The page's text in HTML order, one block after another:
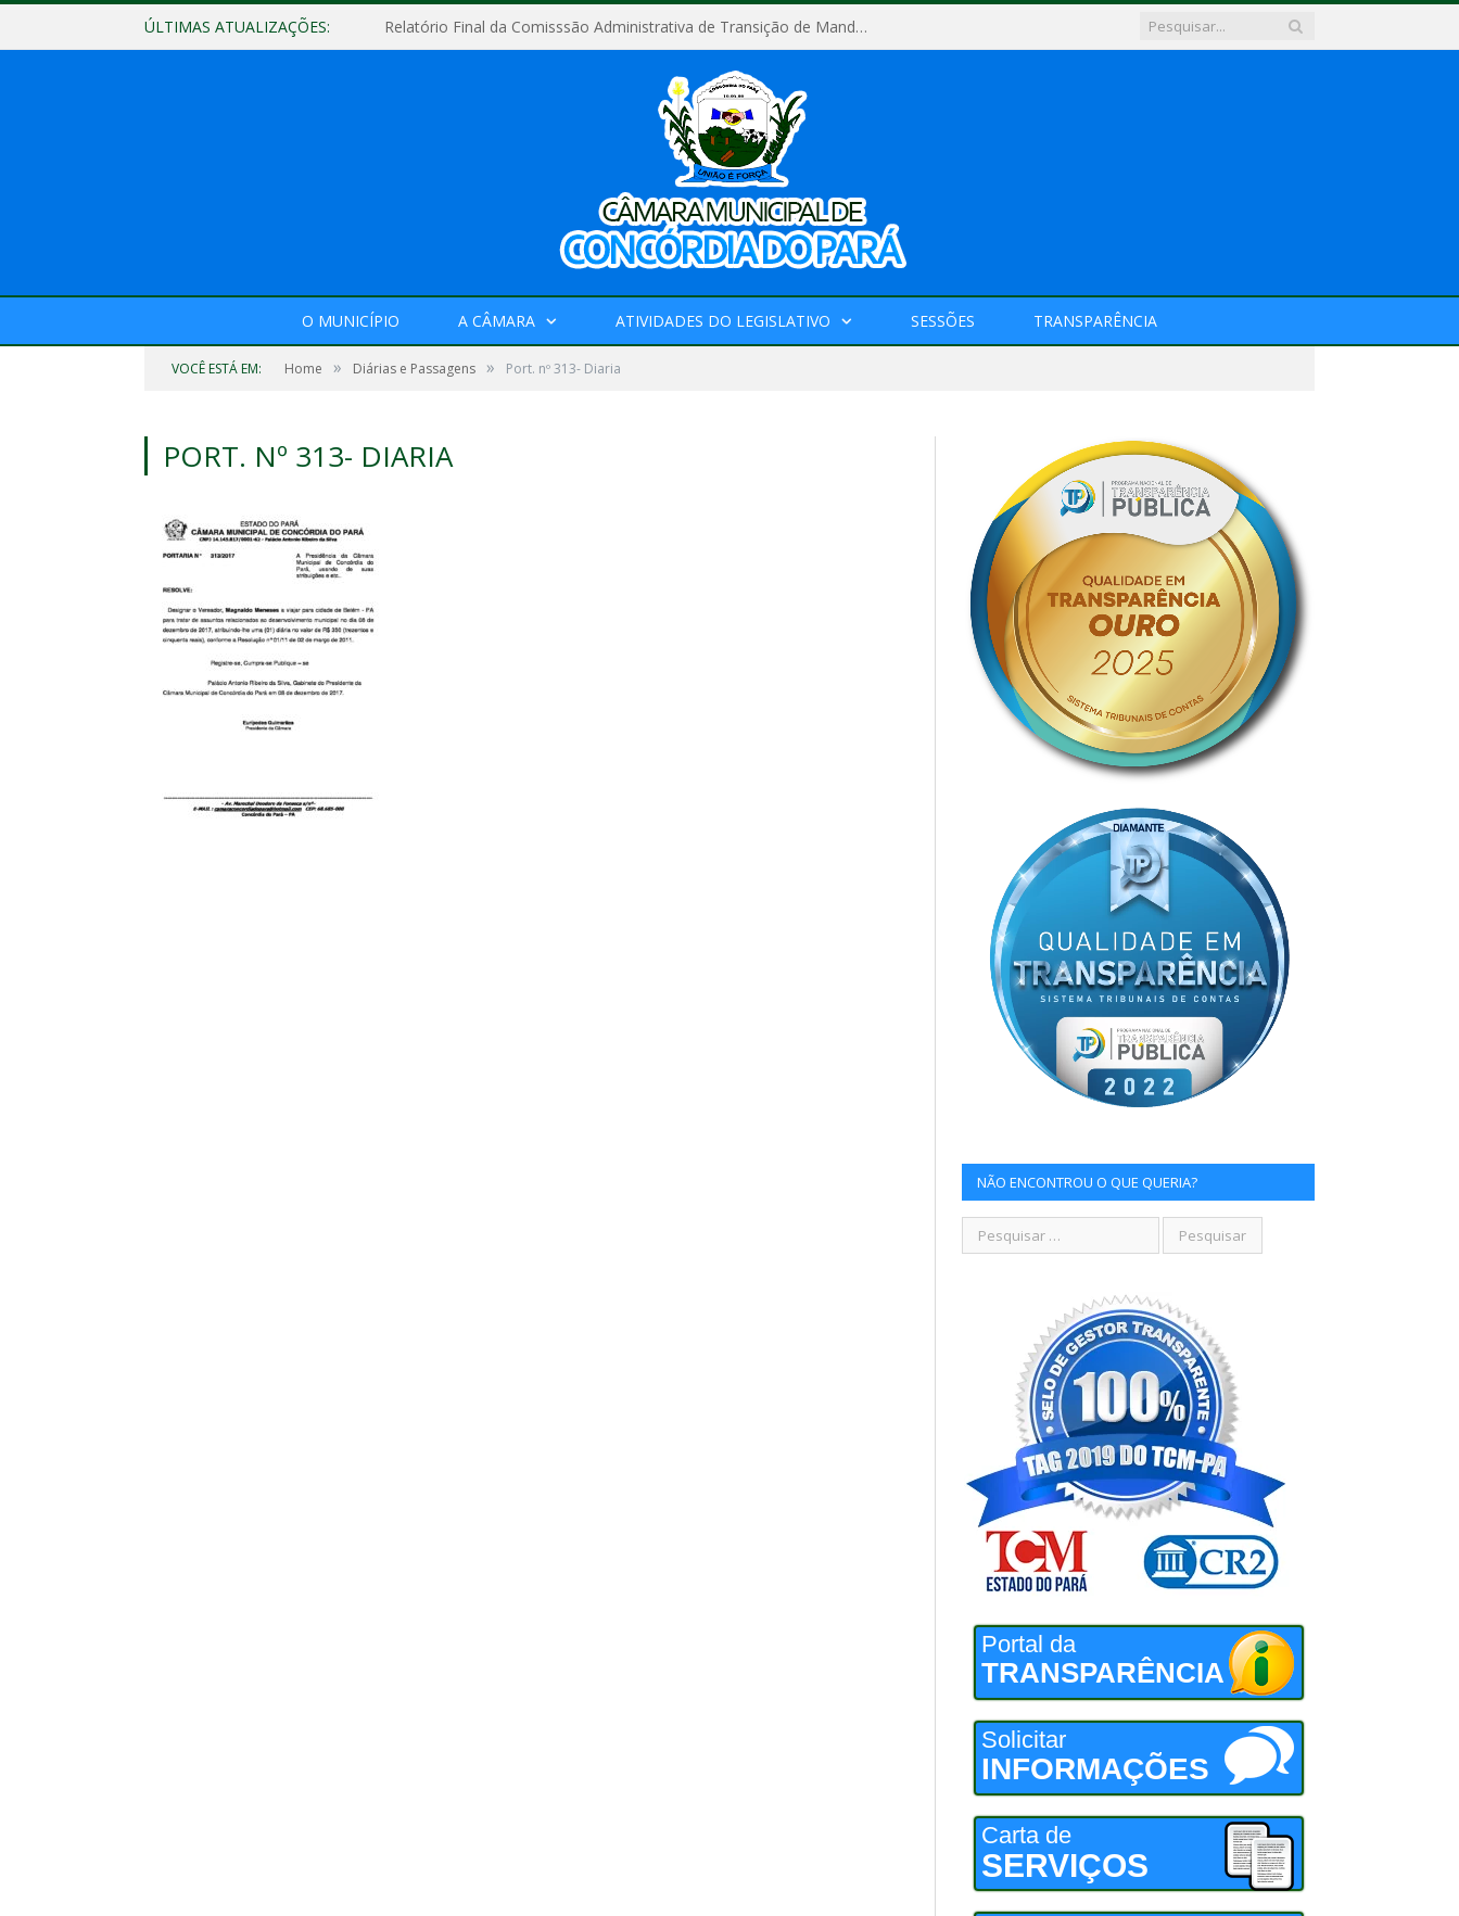
ÚLTIMAS ATUALIZAÇÕES: Relatório Final da Comisssão Administrativa de Transição de Mandato do Poder Legislativo do Município de Concórdia do Pará
O MUNICÍPIO A CÂMARA ATIVIDADES DO LEGISLATIVO SESSÕES TRANSPARÊNCIA
VOCÊ ESTÁ EM: Home » Diárias e Passagens » Port. nº 313- Diaria
PORT. Nº 313- DIARIA
NÃO ENCONTROU O QUE QUERIA?
Portal da
TRANSPARÊNCIA
Solicitar
INFORMAÇÕES
Carta de
SERVIÇOS